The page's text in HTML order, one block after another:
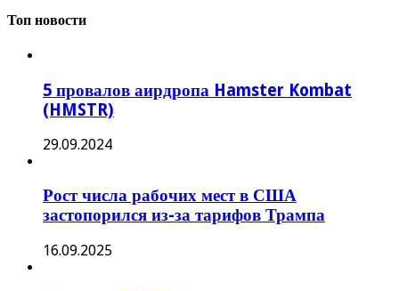
Топ новости
5 провалов аирдропа Hamster Kombat
(HMSTR)
29.09.2024
Рост числа рабочих мест в США
застопорился из-за тарифов Трампа
16.09.2025